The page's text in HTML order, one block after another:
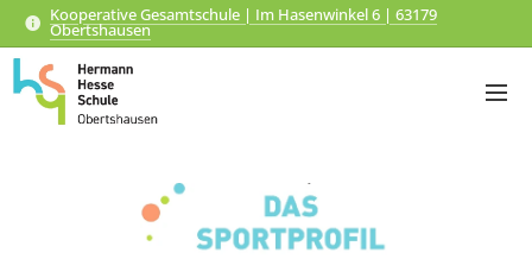
Kooperative Gesamtschule | Im Hasenwinkel 6 | 63179
Obertshausen